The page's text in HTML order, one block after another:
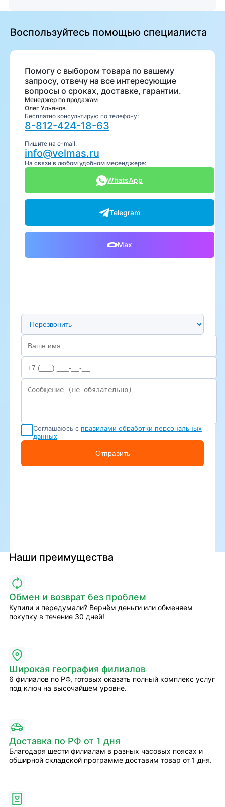
Воспользуйтесь помощью специалиста
Помогу с выбором товара по вашему
запросу, отвечу на все интересующие
вопросы о сроках, доставке, гарантии.
Менеджер по продажам
Олег Ульянов
Бесплатно консультирую по телефону:
8-812-424-18-63
Пишите на e-mail:
info@velmas.ru
На связи в любом удобном месенджере:
WhatsApp
Telegram
Max
Предпочтительный способ связи
Соглашаюсь с правилами обработки персональных
данных
Отправить
Наши преимущества
Обмен и возврат без проблем
Купили и передумали? Вернём деньги или обменяем
покупку в течение 30 дней!
Широкая география филиалов
6 филиалов по РФ, готовых оказать полный комплекс услуг
под ключ на высочайшем уровне.
Доставка по РФ от 1 дня
Благодаря шести филиалам в разных часовых поясах и
обширной складской программе доставим товар от 1 дня.